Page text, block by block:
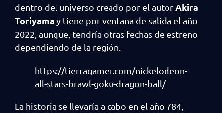
dentro del universo creado por el autorAkira
Toriyama y tiene por ventana de salida el año
2022, aunque, tendría otras fechas de estreno
dependiendo de la región.
https://tierragamer.com/nickelodeon-
all-stars-brawl-goku-dragon-ball/
La historia se llevaría a cabo en el año 784,